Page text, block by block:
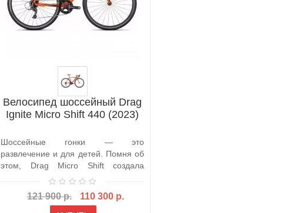
Велосипед шоссейный Drag
Ignite Micro Shift 440 (2023)
Шоссейные гонки — это
развлечение и для детей. Помня об
этом, Drag Micro Shift создала
121 900 р. 110 300 р.